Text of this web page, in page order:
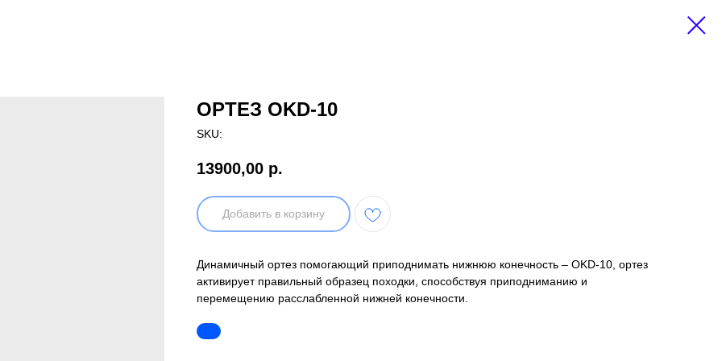
ОРТЕЗ OKD-10
SKU:
13900,00 р.
Добавить в корзину
Динамичный ортез помогающий приподнимать нижнюю конечность – OKD-10, ортез
активирует правильный образец походки, способствуя приподниманию и
перемещению расслабленной нижней конечности.